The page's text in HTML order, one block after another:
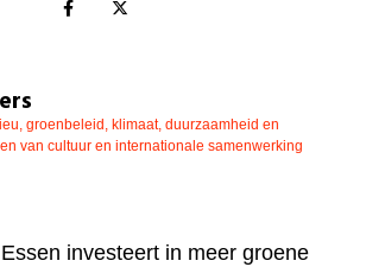
groenbeleid, klimaat, duurzaamheid en
van cultuur en internationale samenwerking
investeert in meer groene